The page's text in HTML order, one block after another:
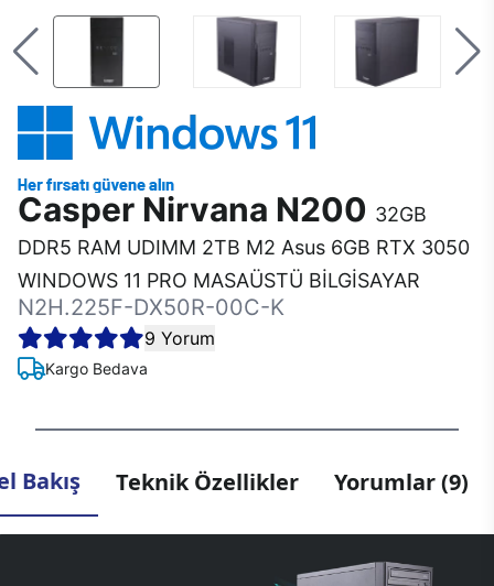
Casper Nirvana N200 32GB
DDR5 RAM UDIMM 2TB M2 Asus 6GB RTX 3050
WINDOWS 11 PRO MASAÜSTÜ BİLGİSAYAR
N2H.225F-DX50R-00C-K
9 Yorum
Kargo Bedava
Bakış Teknik Özellikler Yorumlar (9)